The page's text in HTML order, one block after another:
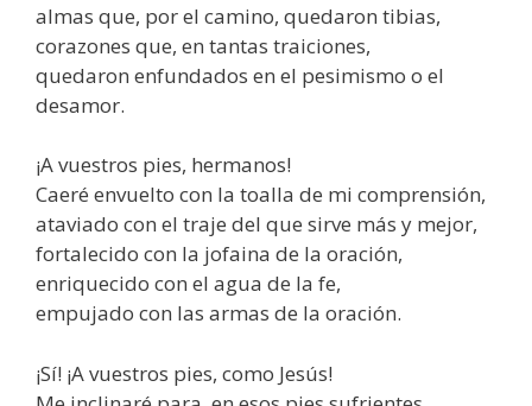
almas que, por el camino, quedaron tibias,
corazones que, en tantas traiciones,
quedaron enfundados en el pesimismo o el
desamor.
¡A vuestros pies, hermanos!
Caeré envuelto con la toalla de mi comprensión,
ataviado con el traje del que sirve más y mejor,
fortalecido con la jofaina de la oración,
enriquecido con el agua de la fe,
empujado con las armas de la oración.
¡Sí! ¡A vuestros pies, como Jesús!